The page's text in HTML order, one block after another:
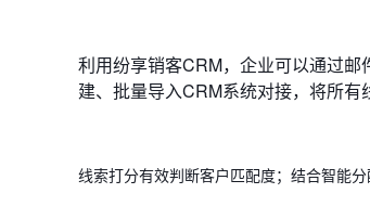
利用纷享销客CRM，企业可以通过
建、批量导入CRM系统对接，将所有
线索打分有效判断客户匹配度；结合智能